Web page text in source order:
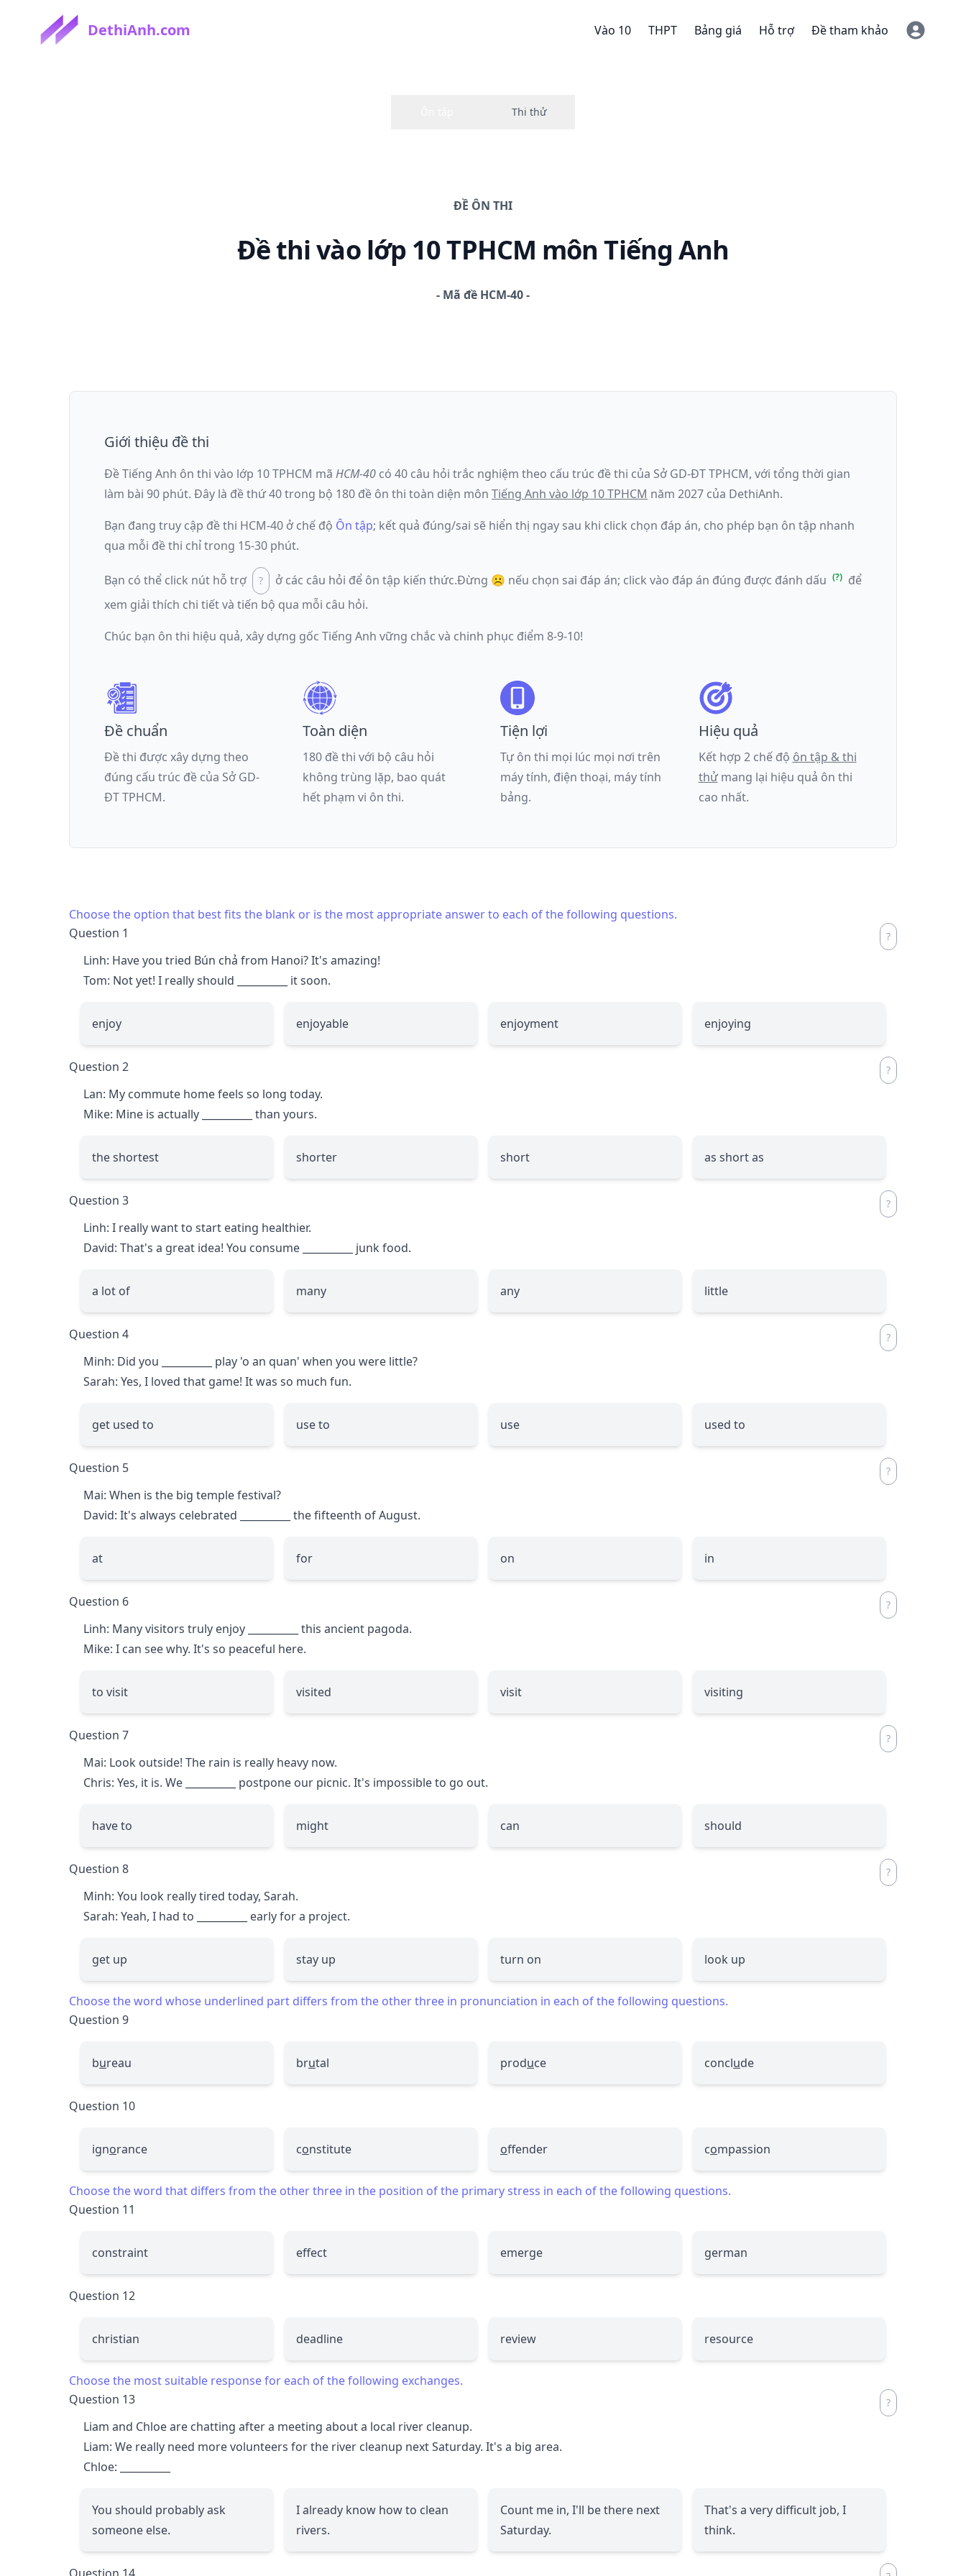
DethiAnh.com Vào 10 THPT Bảng giá Hỗ trợ Đề tham khảo
ĐỀ ÔN THI
Đề thivào lớp 10 TPHCM môn Tiếng Anh
- Mã đề HCM-40
Giới thiệu đề thi
Đề Tiếng Anh ôn thi vào lớp 10 TPHCM mã HCM-40 có 40 câu hỏi trắc nghiệm theo cấu trúc đề thi của Sở GD-ĐT TPHCM, với tổng thời gian
làm bài 90 phút. Đây là đềthứ 40trong bộ 180 đề ôn thi toàn diện môn Tiếng Anh vào lớp 10 TPHCM năm 2027 của DethiAnh.
Bạn đang truy cập đề thi HCM-40 ở chế độ Ôn tập; kết quả đúng/sai sẽ hiển thị ngay sau khi click chọn đáp án, cho phép bạn ôn tập nhanh
qua mỗi đề thi chỉ trong 15-30 phút.
Bạn có thể click nút hỗ trợ ở các câu hỏi để ôn tập kiến thức.Đừng ☹️ nếu chọn sai đáp án; click vào đáp án đúng được đánh dấu
để
xem giải thích chi tiết và tiến bộ qua mỗi câu hỏi.
Chúc bạn ôn thi hiệu quả, xây dựng gốc Tiếng Anh vững chắc và chinh phục điểm 8-9-10!
Đề chuẩn
Đề thi được xây dựng theo
đúng cấu trúc đề của Sở GD-
ĐT TPHCM.
Toàn diện
180 đề thi với bộ câu hỏi
không trùng lặp, bao quát
hết phạm vi ôn thi.
Tiện lợi
Tự ôn thi mọi lúc mọi nơi trên
máy tính, điện thoại, máy tính
bảng.
Hiệu quả
Kết hợp 2 chế độ ôn tập & thi
thửmang lại hiệu quả ôn thi
cao nhất.
Choose the option that best fits the blank or is the most appropriate answer to each of the following questions.
Question 1
Linh: Have you tried Bún chả from Hanoi? It's amazing!
Tom: Not yet! I really should
it soon.
enjoy enjoyable enjoyment enjoying
Question 2
Lan: My commute home feels so long today.
Mike: Mine is actually
than yours.
the shortest shorter short as short as
Question 3
Linh: I really want to start eating healthier.
David: That's a great idea! You consume
junk food.
a lot of many any little
Question 4
Minh: Did you
play 'o an quan' when you were little?
Sarah: Yes, I loved that game! It was so much fun.
get used to use to use used to
Question 5
Mai: When is the big temple festival?
David: It's always celebrated
the fifteenth of August.
at for on in
Question 6
Linh: Many visitors truly enjoy
this ancient pagoda.
Mike: I can see why. It's so peaceful here.
to visit visited visit visiting
Question 7
Mai: Look outside! The rain is really heavy now.
Chris: Yes, it is. We
postpone our picnic. It's impossible to go out.
have to might can should
Question 8
Minh: You look really tired today, Sarah.
Sarah: Yeah, I had to
early for a project.
get up stay up turn on look up
Choose the word whose underlined part differs from the other three in pronunciation in each of the following questions.
Question 9
bureau brutal produce conclude
Question 10
ignorance constitute offender compassion
Choose the word that differs from the other three in the position of the primary stress in each of the following questions.
Question 11
constraint effect emerge german
Question 12
christian deadline review resource
Choose the most suitable response for each of the following exchanges.
Question 13
Liam and Chloe are chatting after a meeting about a local river cleanup.
Liam: We really need more volunteers for the river cleanup next Saturday. It's a big area.
Chloe:
You should probably ask
someone else.
I already know how to clean
rivers.
Count me in, I'll be there next
Saturday.
That's a very difficult job, I
think.